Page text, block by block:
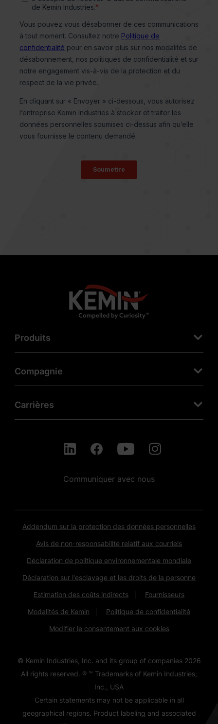
Produits
Compagnie
Carrières
Communiquer avec nous
Addendum sur la protection des données personnelles
Avis de non-responsabilité relatif aux courriels
Déclaration de politique environnementale mondiale
Déclaration sur l'esclavage et les droits de la personne
Estimation des coûts indirects Fournisseurs
Modalités de Kemin Politique de confidentialité
Modifier le consentement aux cookies
© Kemin Industries, Inc. and its group of companies 2026
All rights reserved. ® ™ Trademarks of Kemin Industries,
Inc., USA
Certain statements may not be applicable in all
geographical regions. Product labeling and associated